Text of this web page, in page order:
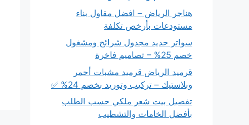
هناجر الرياض – افضل مقاول بناء
مستودعات بأرخص تكلفة
سواتر حديد مجدول شرائح ومشغول
خصم 25% – تصاميم فاخرة
قرميد الرياض قرميد مشبات أحمر
وبلاستيك – تركيب وتوريد بخصم 24% ✅
تفصيل بيت شعر ملكي حسب الطلب
بأفضل الخامات والتشطيب